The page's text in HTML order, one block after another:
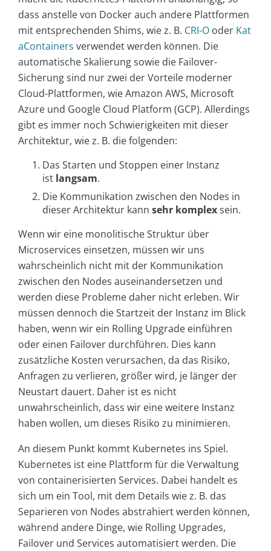
dass anstelle von Docker auch andere Plattformen
mit entsprechenden Shims, wie z. B. CRI-O oder Kat
aContainers verwendet werden können. Die
automatische Skalierung sowie die Failover-
Sicherung sind nur zwei der Vorteile moderner
Cloud-Plattformen, wie Amazon AWS, Microsoft
Azure und Google Cloud Platform (GCP). Allerdings
gibt es immer noch Schwierigkeiten mit dieser
Architektur, wie z. B. die folgenden:
Das Starten und Stoppen einer Instanz
ist langsam.
Die Kommunikation zwischen den Nodes in
dieser Architektur kann sehr komplexsein.
Wenn wir eine monolitische Struktur über
Microservices einsetzen, müssen wir uns
wahrscheinlich nicht mit der Kommunikation
zwischen den Nodes auseinandersetzen und
werden diese Probleme daher nicht erleben. Wir
müssen dennoch die Startzeit der Instanz im Blick
haben, wenn wir ein Rolling Upgrade einführen
oder einen Failover durchführen. Dies kann
zusätzliche Kosten verursachen, da das Risiko,
Anfragen zu verlieren, größer wird, je länger der
Neustart dauert. Daher ist es nicht
unwahrscheinlich, dass wir eine weitere Instanz
haben wollen, um dieses Risiko zu minimieren.
An diesem Punkt kommt Kubernetes ins Spiel.
Kubernetes ist eine Plattform für die Verwaltung
von containerisierten Services. Dabei handelt es
sich um ein Tool, mit dem Details wie z. B. das
Separieren von Nodes abstrahiert werden können,
während andere Dinge, wie Rolling Upgrades,
Failover und Services automatisiert werden. Die